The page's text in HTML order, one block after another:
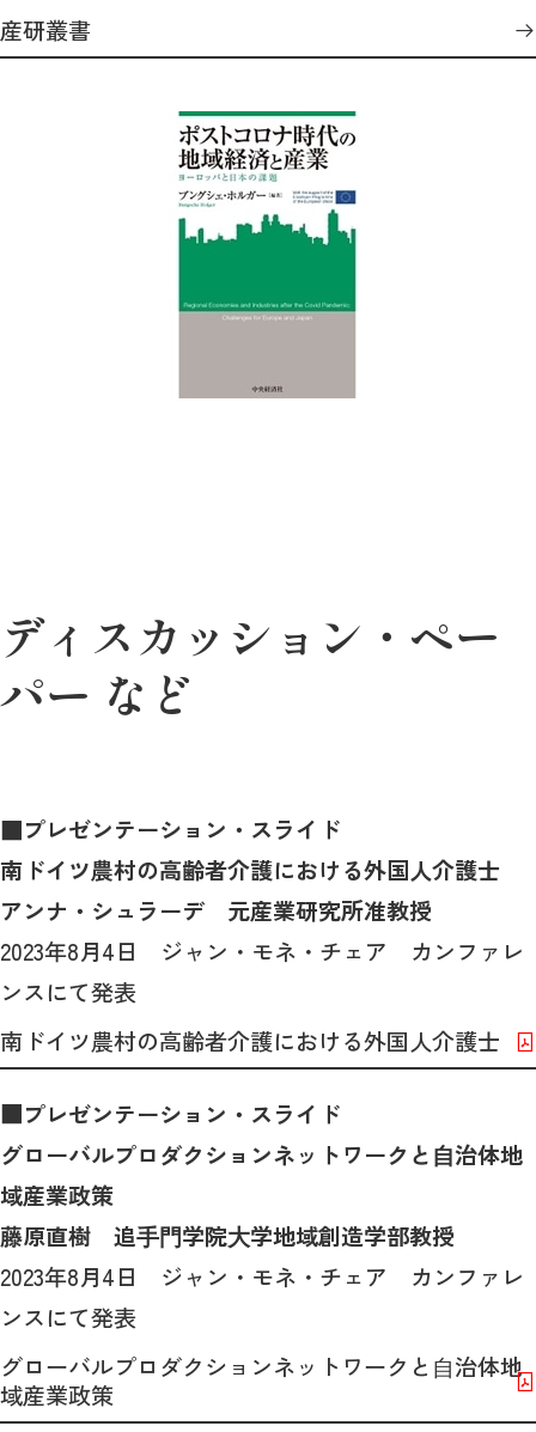
産研叢書
ディスカッション・ペー
パー など
■プレゼンテーション・スライド
南ドイツ農村の高齢者介護における外国人介護士
アンナ・シュラーデ 元産業研究所准教授
2023年8月4日 ジャン・モネ・チェア カンファレ
ンスにて発表
南ドイツ農村の高齢者介護における外国人介護士
■プレゼンテーション・スライド
グローバルプロダクションネットワークと⾃治体地
域産業政策
藤原直樹 追⼿⾨学院⼤学地域創造学部教授
2023年8月4日 ジャン・モネ・チェア カンファレ
ンスにて発表
グローバルプロダクションネットワークと⾃治体地
域産業政策